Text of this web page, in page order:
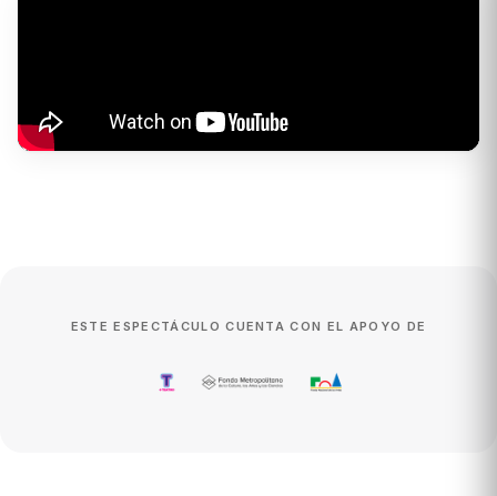
ESTE ESPECTÁCULO CUENTA CON EL APOYO DE